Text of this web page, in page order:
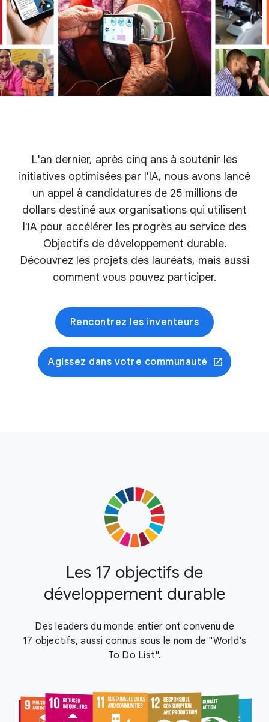
L'an dernier, après cinq ans à soutenir les
initiatives optimisées par l'IA, nous avons lancé
un appel à candidatures de 25 millions de
dollars destiné aux organisations qui utilisent
l'IA pour accélérer les progrès au service des
Objectifs de développement durable.
Découvrez les projets des lauréats, mais aussi
comment vous pouvez participer.
Rencontrez les inventeurs
Agissez dans votre communauté
Les 17 objectifs de
développement durable
Des leaders du monde entier ont convenu de
17 objectifs, aussi connus sous le nom de "World's
To Do List".